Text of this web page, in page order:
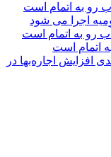
رو به اتمام است
اجرا می شود
رو به اتمام است
اتمام است
درصدی افزایش اجاره‌بها در